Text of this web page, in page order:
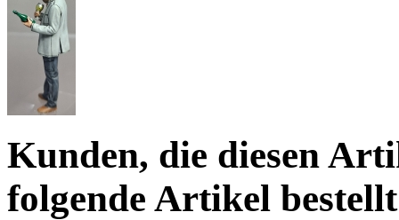
Kunden, die diesen
folgende Artikel